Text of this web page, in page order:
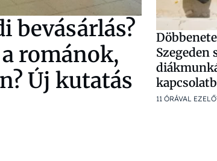
bevásárlás?
románok,
Új kutatás
11 ÓRÁVAL